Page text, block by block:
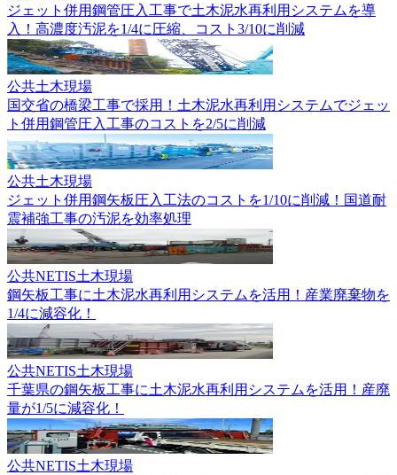
ジェット併用鋼管圧入工事で土木泥水再利用システムを導
入！高濃度汚泥を1/4に圧縮、コスト3/10に削減
公共土木現場
国交省の橋梁工事で採用！土木泥水再利用システムでジェッ
ト併用鋼管圧入工事のコストを2/5に削減
公共土木現場
ジェット併用鋼矢板圧入工法のコストを1/10に削減！国道耐
震補強工事の汚泥を効率処理
公共NETIS土木現場
鋼矢板工事に土木泥水再利用システムを活用！産業廃棄物を
1/4に減容化！
公共NETIS土木現場
千葉県の鋼矢板工事に土木泥水再利用システムを活用！産廃
量が1/5に減容化！
公共NETIS土木現場